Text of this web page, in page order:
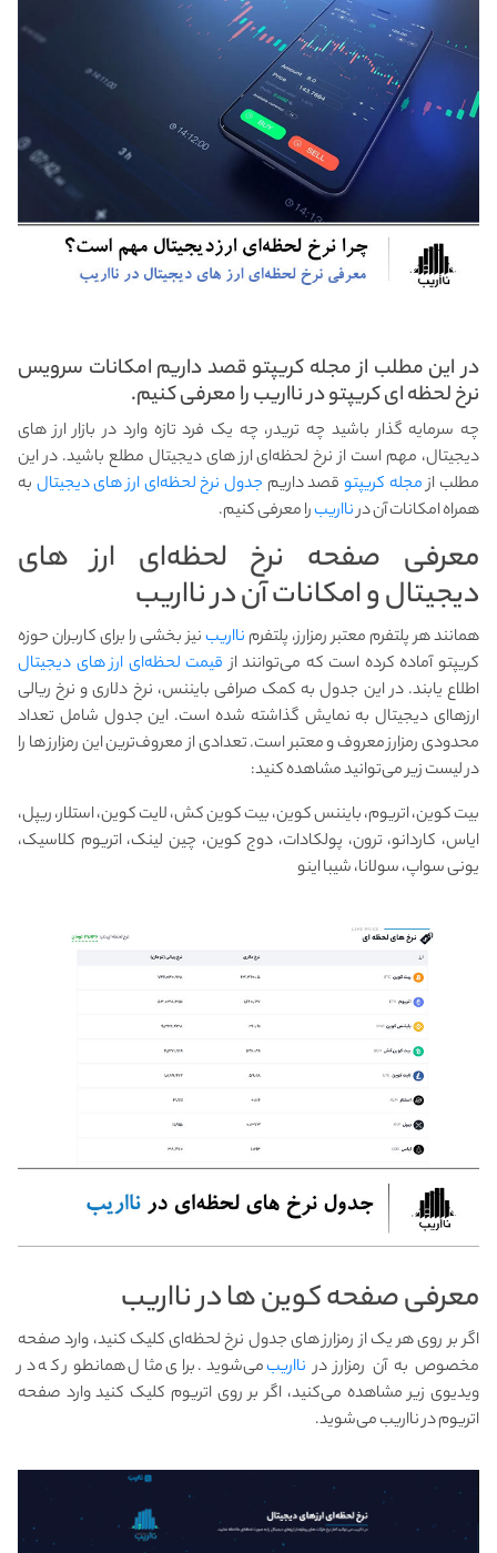
در این مطلب از مجله کریپتو قصد داریم امکانات سرویس
نرخ لحظه ای کریپتو در نااریب را معرفی کنیم.
چه سرمایه گذار باشید چه تریدر، چه یک فرد تازه وارد در بازار ارز های
دیجیتال، مهم است از نرخ لحظه‌ای ارز های دیجیتال مطلع باشید. در این
مطلب ازمجله کریپتوقصد داریم جدول نرخ لحظه‌ای ارز های دیجیتال به
همراه امکانات آن درنااریبرا معرفی کنیم.
معرفی صفحه نرخ لحظه‌ای ارز های
دیجیتال و امکانات آن در نااریب
همانند هر پلتفرم معتبر رمزارز، پلتفرم نااریبنیز بخشی را برای کاربران حوزه
کریپتو آماده کرده است که می‌توانند از قیمت لحظه‌ای ارز های دیجیتال
اطلاع یابند. در این جدول به کمک صرافی بایننس، نرخ دلاری و نرخ ریالی
ارز‌هاای دیجیتال به نمایش گذاشته شده است. این جدول شامل تعداد
محدودی رمزارز معروف و معتبر است. تعدادی از معروف‌ترین این رمزارز ها را
در لیست زیر می‌توانید مشاهده کنید:
بیت کوین، اتریوم، بایننس کوین، بیت کوین کش، لایت کوین، استلار، ریپل،
ایاس، کاردانو، ترون، پولکادات، دوج کوین، چین لینک، اتریوم کلاسیک،
یونی سواپ، سولانا، شیبا اینو
معرفی صفحه کوین ها در نااریب
اگر بر روی هر یک از رمزارز های جدول نرخ لحظه‌ای کلیک کنید، وارد صفحه
مخصوص به آن رمزارز در نااریبمی‌شوید. برای مثال همانطور که در
ویدیوی زیر مشاهده می‌کنید، اگر بر روی اتریوم کلیک کنید وارد صفحه
اتریوم در نااریب می‌شوید.